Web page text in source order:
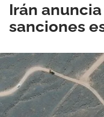
Irán
sanciones